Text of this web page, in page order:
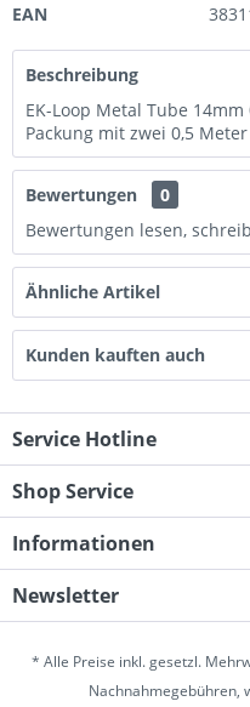
EAN
Beschreibung
EK-Loop Metal Tube
Packung mit zwei 0,5
Bewertungen
0
Bewertungen lesen,
Ähnliche Artikel
Kunden kauften auch
Service Hotline
Shop Service
Informationen
Newsletter
* Alle Preise inkl. gesetzl.
Nachnahmegebühren,